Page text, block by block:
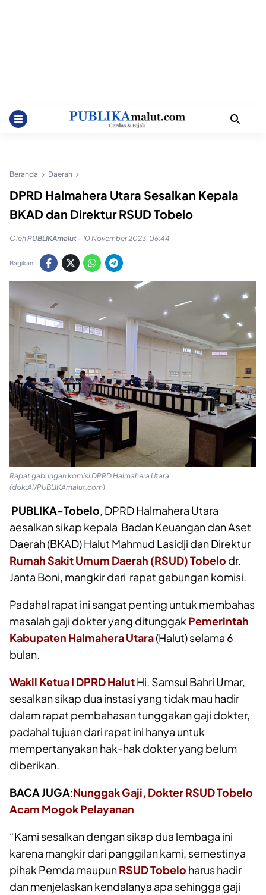
Beranda Daerah
DPRD Halmahera Utara Sesalkan Kepala
BKAD dan Direktur RSUD Tobelo
OlehPUBLIKAmalut - 10 November 2023, 06:44
Bagikan:
Rapat gabungan komisi DPRD Halmahera Utara
(dok:Al/PUBLIKAmalut.com)
PUBLIKA-Tobelo, DPRD Halmahera Utara
aesalkan sikap kepala Badan Keuangan dan Aset
Daerah (BKAD) Halut Mahmud Lasidji dan Direktur
Rumah Sakit Umum Daerah (RSUD) Tobelo dr.
Janta Boni, mangkir dari rapat gabungan komisi.
Padahal rapat ini sangat penting untuk membahas
masalah gaji dokter yang ditunggak Pemerintah
Kabupaten Halmahera Utara(Halut) selama 6
bulan.
Wakil Ketua I DPRD HalutHi. Samsul Bahri Umar,
sesalkan sikap dua instasi yang tidak mau hadir
dalam rapat pembahasan tunggakan gaji dokter,
padahal tujuan dari rapat ini hanya untuk
mempertanyakan hak-hak dokter yang belum
diberikan.
BACA JUGA:Nunggak Gaji, Dokter RSUD Tobelo
Acam Mogok Pelayanan
“Kami sesalkan dengan sikap dua lembaga ini
karena mangkir dari panggilan kami, semestinya
pihak Pemda maupunRSUD Tobelo harus hadir
dan menjelaskan kendalanya apa sehingga gaji